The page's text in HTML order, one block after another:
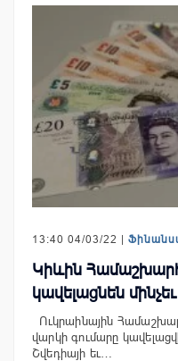
13:40 04/03/22 |
Կիևին
կավելացնեն
Ուկրաինային
վարկի գումարը
Շվեդիայի եւ…